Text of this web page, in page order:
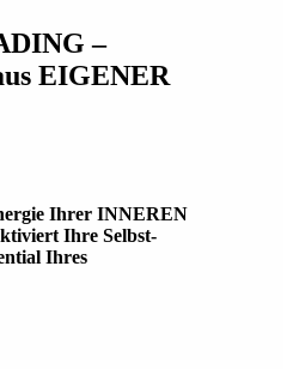
–
EIGENER
Ihrer INNEREN
Ihre Selbst-
Ihres